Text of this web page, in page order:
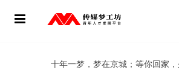
十年一梦，梦在京城；等你回家，